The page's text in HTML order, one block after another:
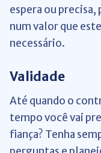
espera ou
num valor que
necessário.
Validade
Até quando o
tempo você vai
fiança? Tenha